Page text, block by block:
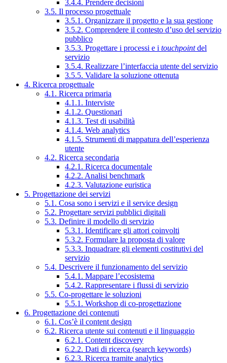
3.4.4. Prendere decisioni
3.5. Il processo progettuale
3.5.1. Organizzare il progetto e la sua gestione
3.5.2. Comprendere il contesto d’uso del servizio
pubblico
3.5.3. Progettare i processi e i touchpointdel
servizio
3.5.4. Realizzare l’interfaccia utente del servizio
3.5.5. Validare la soluzione ottenuta
4. Ricerca progettuale
4.1. Ricerca primaria
4.1.1. Interviste
4.1.2. Questionari
4.1.3. Test di usabilità
4.1.4. Web analytics
4.1.5. Strumenti di mappatura dell’esperienza
utente
4.2. Ricerca secondaria
4.2.1. Ricerca documentale
4.2.2. Analisi benchmark
4.2.3. Valutazione euristica
5. Progettazione dei servizi
5.1. Cosa sono i servizi e il service design
5.2. Progettare servizi pubblici digitali
5.3. Definire il modello di servizio
5.3.1. Identificare gli attori coinvolti
5.3.2. Formulare la proposta di valore
5.3.3. Inquadrare gli elementi costitutivi del
servizio
5.4. Descrivere il funzionamento del servizio
5.4.1. Mappare l’ecosistema
5.4.2. Rappresentare i flussi di servizio
5.5. Co-progettare le soluzioni
5.5.1. Workshop di co-progettazione
6. Progettazione dei contenuti
6.1. Cos’è il content design
6.2. Ricerca utente sui contenuti e il linguaggio
6.2.1. Content discovery
6.2.2. Dati di ricerca (search keywords)
6.2.3. Ricerca tramite analytics